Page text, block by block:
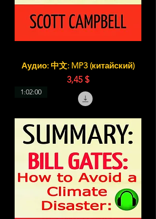
Аудио: 中文: MP3 (китайский)
Цена
3,45 $
1:02:00